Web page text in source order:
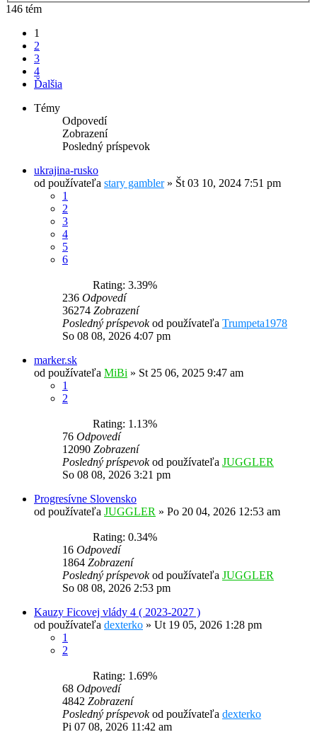
146 tém
1
2
3
4
Ďalšia
Témy
Odpovedí
Zobrazení
Posledný príspevok
ukrajina-rusko
od používateľa stary gambler» Št 03 10, 2024 7:51 pm
1
2
3
4
5
6
Rating: 3.39%
236 Odpovedí
36274 Zobrazení
Posledný príspevokod používateľa Trumpeta1978
So 08 08, 2026 4:07 pm
marker.sk
od používateľa MiBi » St 25 06, 2025 9:47 am
1
2
Rating: 1.13%
76 Odpovedí
12090 Zobrazení
Posledný príspevokod používateľa JUGGLER
So 08 08, 2026 3:21 pm
Progresívne Slovensko
od používateľa JUGGLER » Po 20 04, 2026 12:53 am
Rating: 0.34%
16 Odpovedí
1864 Zobrazení
Posledný príspevokod používateľa JUGGLER
So 08 08, 2026 2:53 pm
Kauzy Ficovej vlády 4 ( 2023-2027 )
od používateľa dexterko » Ut 19 05, 2026 1:28 pm
1
2
Rating: 1.69%
68 Odpovedí
4842 Zobrazení
Posledný príspevokod používateľa dexterko
Pi 07 08, 2026 11:42 am